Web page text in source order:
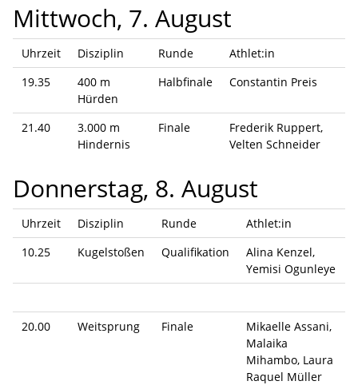
Mittwoch, 7. August
Uhrzeit Disziplin Runde
Athlet:in
19.35
400 m
Hürden
Halbfinale Constantin Preis
21.40
3.000 m
Hindernis
Finale
Frederik Ruppert,
Velten Schneider
Donnerstag, 8. August
Uhrzeit Disziplin Runde
Athlet:in
10.25
Kugelstoßen Qualifikation
Alina Kenzel,
Yemisi Ogunleye
20.00 Weitsprung Finale
Mikaelle Assani,
Malaika
Mihambo, Laura
Raquel Müller